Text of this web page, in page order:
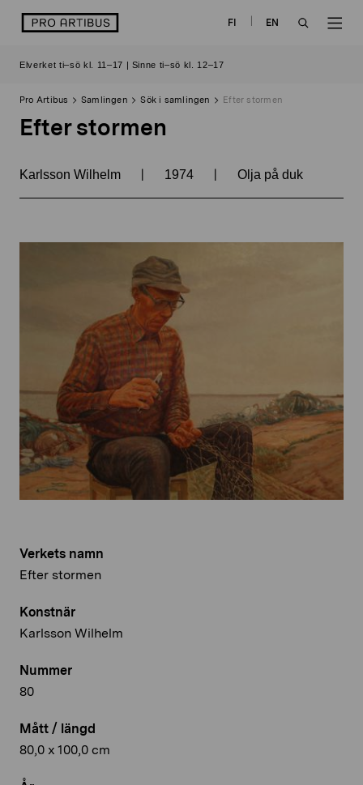
logo FI
EN
Elverket ti–sö kl. 11–17 | Sinne ti–sö kl. 12–17
Pro Artibus Samlingen Sök i samlingen Efter stormen
Efter stormen
Karlsson Wilhelm | 1974 | Olja på duk
Verkets namn
Efter stormen
Konstnär
Karlsson Wilhelm
Nummer
80
Mått / längd
80,0 x 100,0 cm